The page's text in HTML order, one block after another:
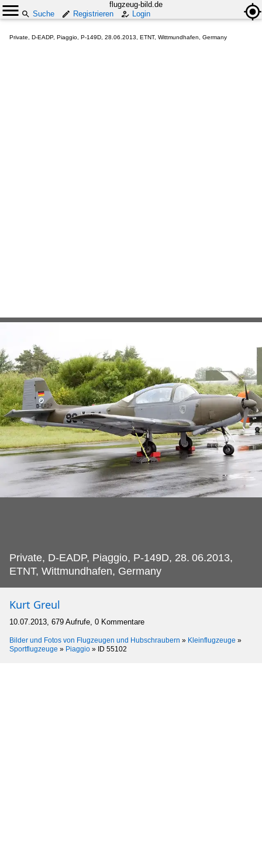
flugzeug-bild.de
Suche
Registrieren Login
Private, D-EADP, Piaggio, P-149D, 28.06.2013, ETNT, Wittmundhafen, Germany
Private, D-EADP, Piaggio, P-149D, 28. 06.2013,
ETNT, Wittmundhafen, Germany
Kurt Greul
10.07.2013, 679 Aufrufe, 0 Kommentare
Bilder und Fotos von Flugzeugen und Hubschraubern » Kleinflugzeuge »
Sportflugzeuge » Piaggio » ID 55102